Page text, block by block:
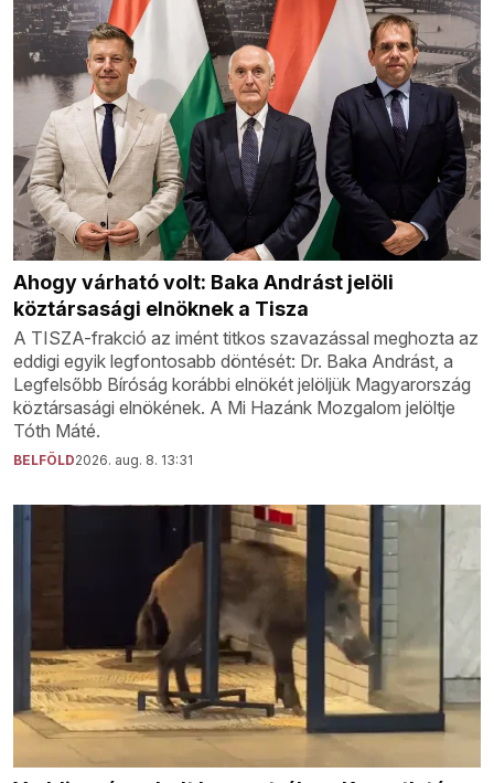
Ahogy várható volt: Baka Andrást jelöli
köztársasági elnöknek a Tisza
A TISZA-frakció az imént titkos szavazással meghozta az
eddigi egyik legfontosabb döntését: Dr. Baka Andrást, a
Legfelsőbb Bíróság korábbi elnökét jelöljük Magyarország
köztársasági elnökének. A Mi Hazánk Mozgalom jelöltje
Tóth Máté.
BELFÖLD2026. aug. 8. 13:31